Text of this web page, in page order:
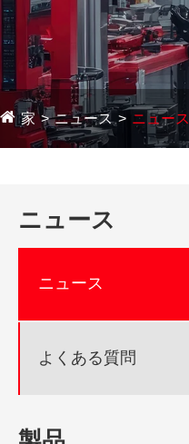
家 ニュース ニュース
ニュース
ニュース
よくある質問